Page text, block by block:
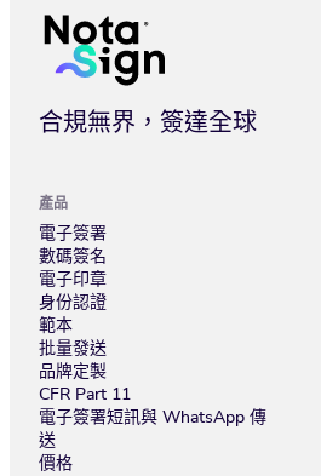
合規無界，簽達全球
產品
電子簽署
數碼簽名
電子印章
身份認證
範本
批量發送
品牌定製
CFR Part 11
電子簽署短訊與 WhatsApp 傳
送
價格